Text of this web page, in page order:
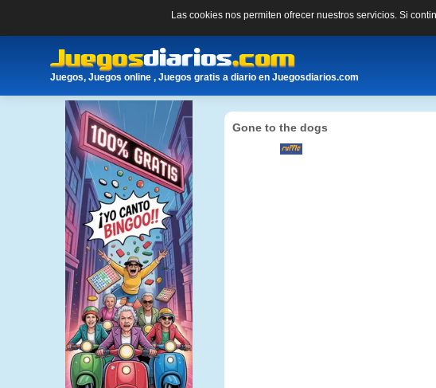
Las cookies nos permiten ofrecer nuestros servicios. Si
Juegos, Juegos online , Juegos gratis a diario en Juegosdiarios.com
Gone to the dogs